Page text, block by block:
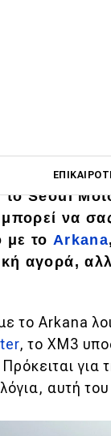
το Seoul
να σας
με το Arkana
αγορά,
το Arkana
, το XM3
Πρόκειται
αυτή του